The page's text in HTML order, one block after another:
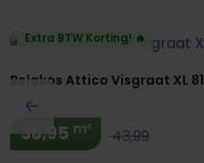
Extra BTW Korting! 🔥
Belakos Attico Visgraat XL 81
36,95 m² 43,99